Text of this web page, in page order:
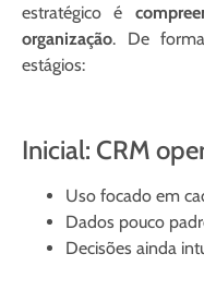
estratégico é
organização. De
estágios:
Inicial: CRM
Uso focado em
Dados pouco
Decisões ainda